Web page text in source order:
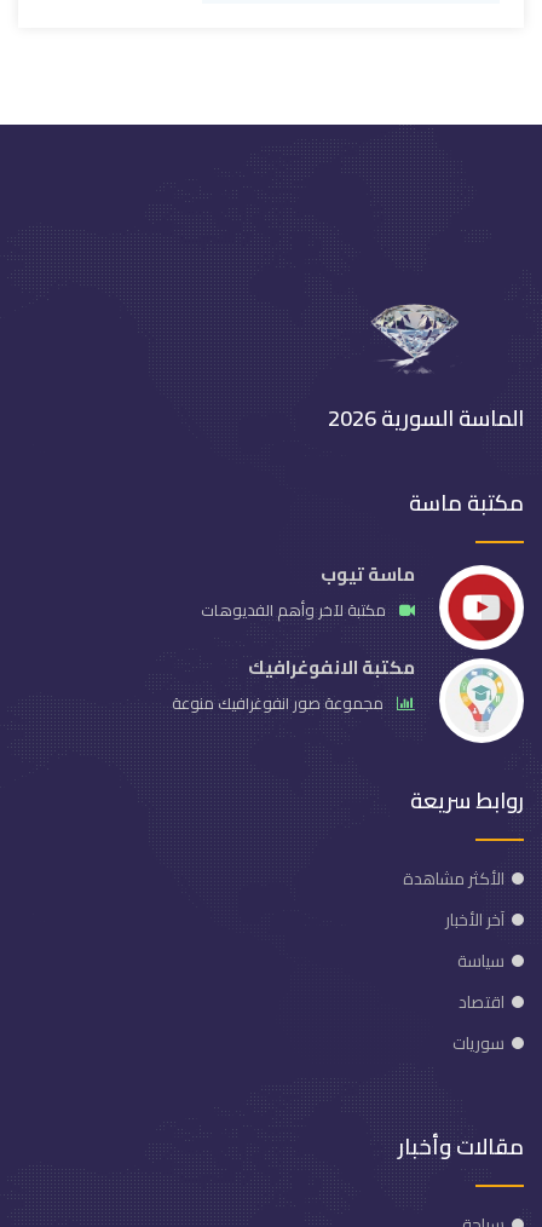
الماسة السورية 2026
مكتبة ماسة
ماسة تيوب
مكتبة لآخر وأهم الفديوهات
مكتبة الانفوغرافيك
مجموعة صور انفوغرافيك منوعة
روابط سريعة
الأكثر مشاهدة
آخر الأخبار
سياسة
اقتصاد
سوريات
مقالات وأخبار